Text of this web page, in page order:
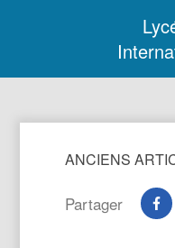
ANCIENS
Partager